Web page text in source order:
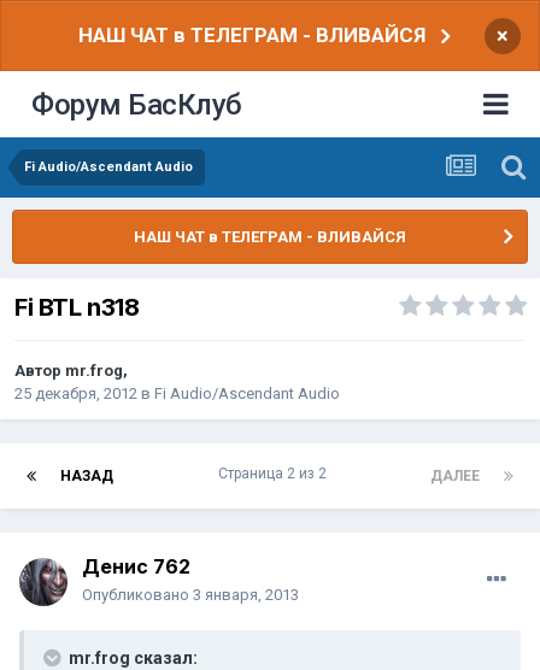
НАШ ЧАТ в ТЕЛЕГРАМ - ВЛИВАЙСЯ ×
Форум БасКлуб
Fi Audio/Ascendant Audio
НАШ ЧАТ в ТЕЛЕГРАМ - ВЛИВАЙСЯ
Fi BTL n318
Автор mr.frog,
25 декабря, 2012 в Fi Audio/Ascendant Audio
НАЗАД ДАЛЕЕ
Страница 2 из 2
Денис 762
Опубликовано 3 января, 2013
mr.frog сказал: